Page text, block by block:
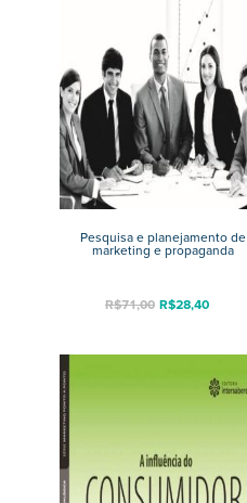
Pesquisa e planejamento de
marketing e propaganda
R$71,00 R$28,40